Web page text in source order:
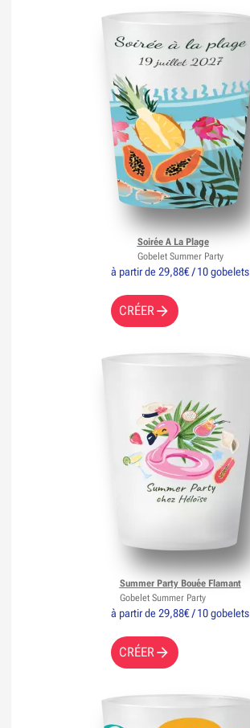
à partir de 29,88€ / 10 gobelets
CRÉER
Soirée A La Plage
Gobelet Summer Party
à partir de 29,88€ / 10 gobelets
CRÉER
Summer Party Bouée Flamant
Gobelet Summer Party